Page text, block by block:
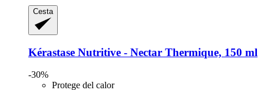
Cesta
Kérastase Nutritive -​ Nectar Thermique, 150 ml
-30%
Protege del calor